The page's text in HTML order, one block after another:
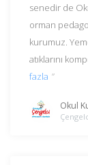
senedir de
orman
kurumuz.
atıklarını
fazla
Okul